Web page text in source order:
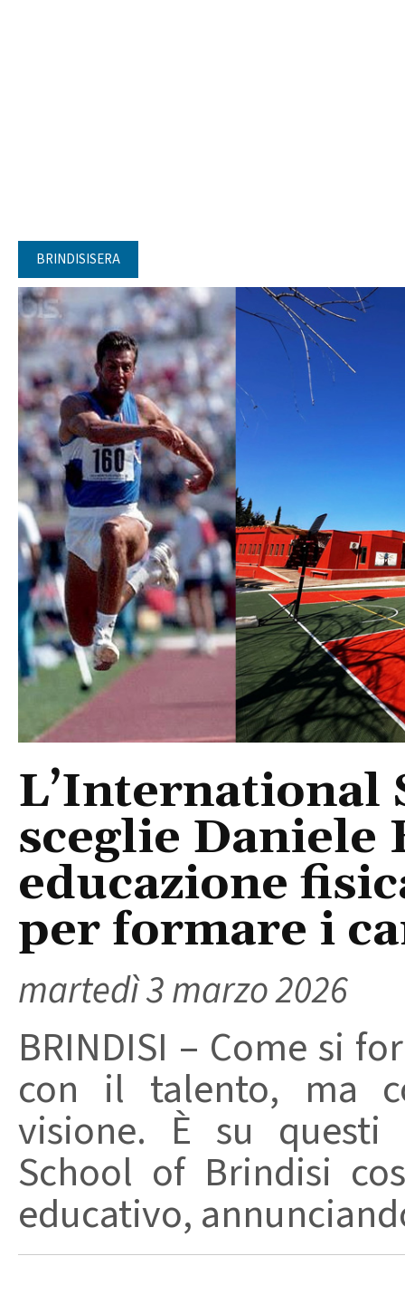
BRINDISISERA
L’International
sceglie
educazione
per formare i
martedì 3 marzo 2026
BRINDISI – Come si
con il talento, ma
visione. È su questi
School of Brindisi
educativo,